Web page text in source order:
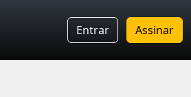
Entrar Assinar